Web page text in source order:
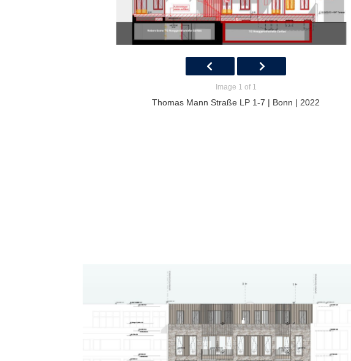
Image 1 of 1
Thomas Mann Straße LP 1-7 | Bonn | 2022